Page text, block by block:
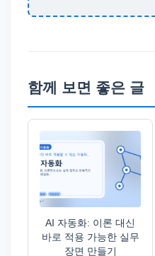
함께 보면 좋은 글
AI 자동화: 이론 대신
바로 적용 가능한 실무
장면 만들기